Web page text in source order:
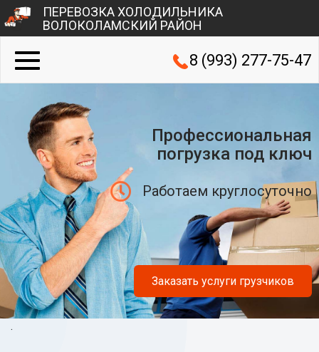
ПЕРЕВОЗКА ХОЛОДИЛЬНИКА
ВОЛОКОЛАМСКИЙ РАЙОН
8 (993) 277-75-47
Профессиональная
погрузка под ключ
Работаем круглосуточно
Заказать услуги грузчиков
.